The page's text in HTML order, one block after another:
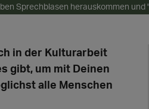
Sprechblasen herauskommen
in der Kulturarbeit
gibt, um mit Deinen
alle Menschen